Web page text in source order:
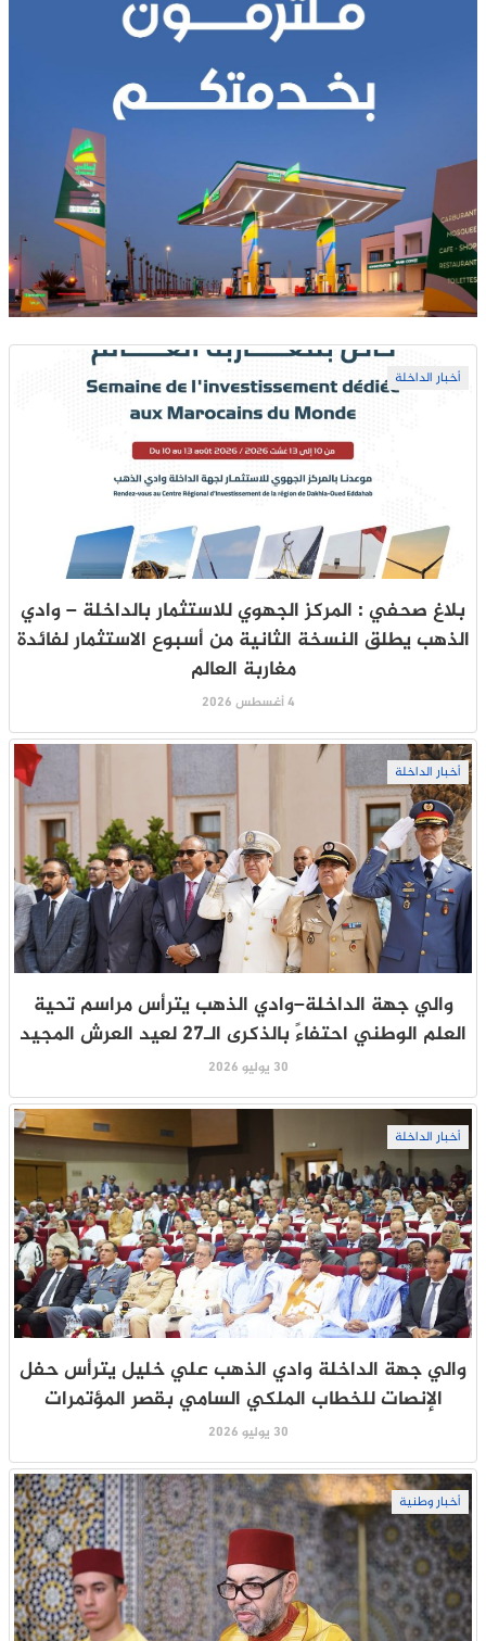
أخبار الداخلة
بلاغ صحفي : المركز الجهوي للاستثمار بالداخلة – وادي
الذهب يطلق النسخة الثانية من أسبوع الاستثمار لفائدة
مغاربة العالم
4 أغسطس 2026
أخبار الداخلة
والي جهة الداخلة–وادي الذهب يترأس مراسم تحية
العلم الوطني احتفاءً بالذكرى الـ27 لعيد العرش المجيد
30 يوليو 2026
أخبار الداخلة
والي جهة الداخلة وادي الذهب علي خليل يترأس حفل
الإنصات للخطاب الملكي السامي بقصر المؤتمرات
30 يوليو 2026
أخبار وطنية